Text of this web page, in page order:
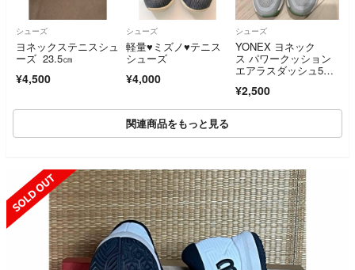
シューズ
ヨネックステニスシュ
ーズ 23.5㎝
¥4,500
シューズ
軽量♥ミズノ♥テニス
シューズ
¥4,000
シューズ
YONEX ヨネック
ス パワークッション
エアラスダッシュ5W
¥2,500
関連商品をもっと見る
SOLD OUT